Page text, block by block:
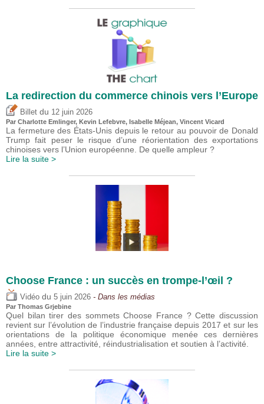
La redirection du commerce chinois vers l’Europe
Billet du 12 juin 2026
Par Charlotte Emlinger, Kevin Lefebvre, Isabelle Méjean, Vincent Vicard
La fermeture des États-Unis depuis le retour au pouvoir de Donald
Trump fait peser le risque d’une réorientation des exportations
chinoises vers l’Union européenne. De quelle ampleur ?
Lire la suite >
Choose France : un succès en trompe-l’œil ?
Vidéo du 5 juin 2026 - Dans les médias
Par Thomas Grjebine
Quel bilan tirer des sommets Choose France ? Cette discussion
revient sur l’évolution de l’industrie française depuis 2017 et sur les
orientations de la politique économique menée ces dernières
années, entre attractivité, réindustrialisation et soutien à l’activité.
Lire la suite >